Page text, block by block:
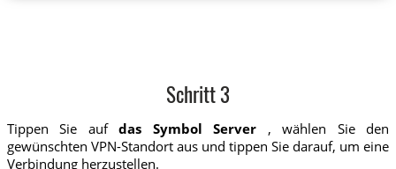
Schritt 3
Tippen Sie aufdas Symbol Server , wählen Sie den
gewünschten VPN-Standort aus und tippen Sie darauf, um eine
Verbindung herzustellen.